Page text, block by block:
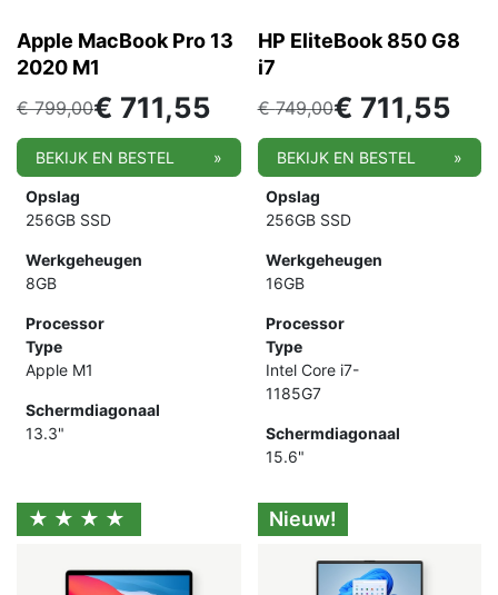
Apple MacBook Pro 13
2020 M1
€799,00€ 711,55
BEKIJK EN BESTEL »
Opslag
256GB SSD
Werkgeheugen
8GB
Processor
Type
Apple M1
Schermdiagonaal
13.3"
HP EliteBook 850 G8
i7
€749,00€ 711,55
BEKIJK EN BESTEL »
Opslag
256GB SSD
Werkgeheugen
16GB
Processor
Type
Intel Core i7-
1185G7
Schermdiagonaal
15.6"
★★★★ Nieuw!